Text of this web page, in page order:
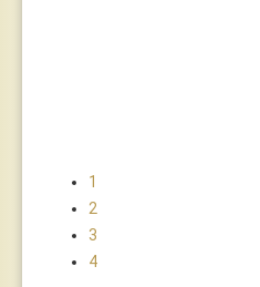
1
2
3
4